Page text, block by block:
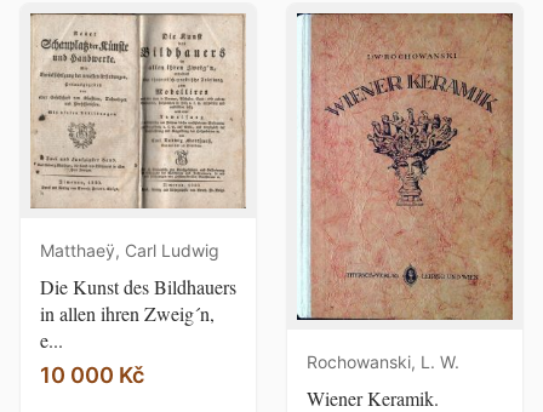
Matthaeÿ, Carl Ludwig
Die Kunst des Bildhauers
in allen ihren Zweig´n,
e...
10 000 Kč
Rochowanski, L. W.
Wiener Keramik.